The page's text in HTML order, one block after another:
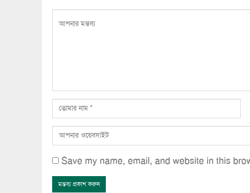
Save my name, email, and website in this